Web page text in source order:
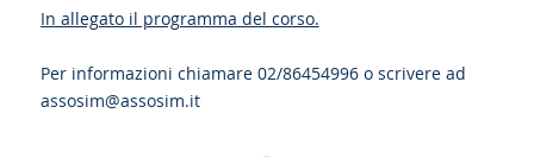
In allegato il programma del corso.
Per informazioni chiamare 02/86454996 o scrivere ad
assosim@assosim.it